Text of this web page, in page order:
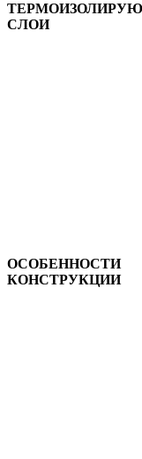
СЛОИ
ОСОБЕННОСТИ
КОНСТРУКЦИИ